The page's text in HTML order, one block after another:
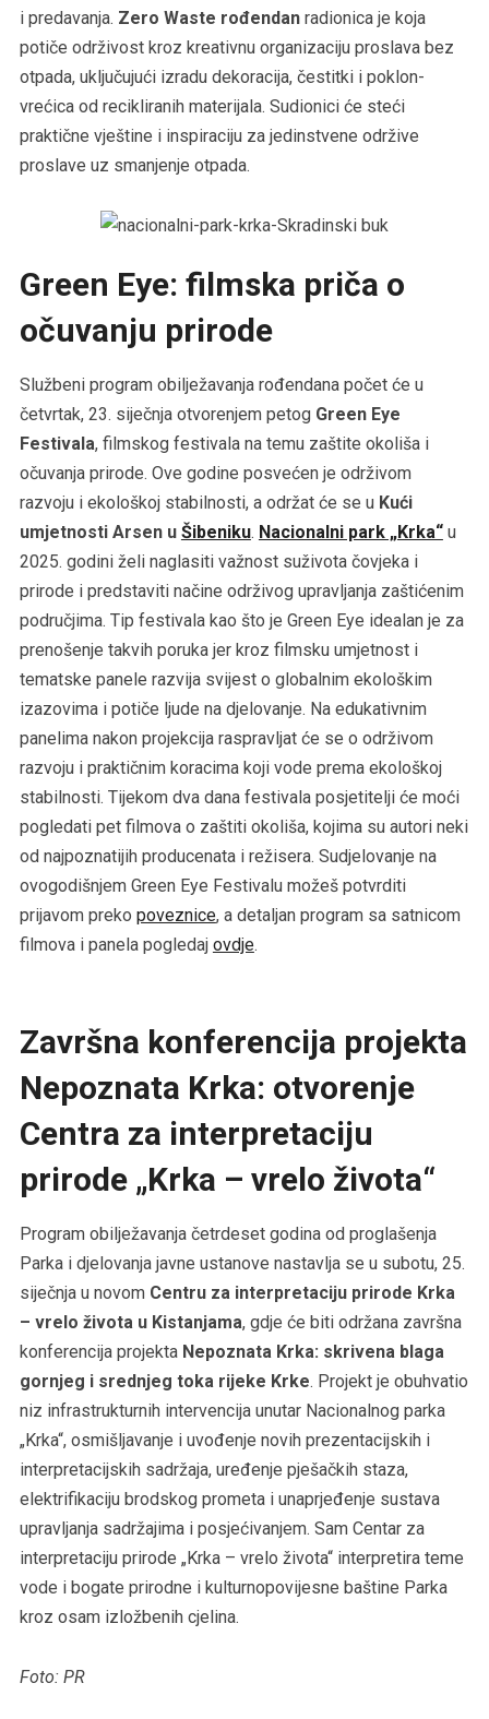
i predavanja. Zero Waste rođendan radionica je koja
potiče održivost kroz kreativnu organizaciju proslava bez
otpada, uključujući izradu dekoracija, čestitki i poklon-
vrećica od recikliranih materijala. Sudionici će steći
praktične vještine i inspiraciju za jedinstvene održive
proslave uz smanjenje otpada.
Green Eye: filmska priča o
očuvanju prirode
Službeni program obilježavanja rođendana počet će u
četvrtak, 23. siječnja otvorenjem petog Green Eye
Festivala, filmskog festivala na temu zaštite okoliša i
očuvanja prirode. Ove godine posvećen je održivom
razvoju i ekološkoj stabilnosti, a održat će se u Kući
umjetnosti Arsen u Šibeniku. Nacionalni park „Krka“u
2025. godini želi naglasiti važnost suživota čovjeka i
prirode i predstaviti načine održivog upravljanja zaštićenim
područjima. Tip festivala kao što je Green Eye idealan je za
prenošenje takvih poruka jer kroz filmsku umjetnost i
tematske panele razvija svijest o globalnim ekološkim
izazovima i potiče ljude na djelovanje. Na edukativnim
panelima nakon projekcija raspravljat će se o održivom
razvoju i praktičnim koracima koji vode prema ekološkoj
stabilnosti. Tijekom dva dana festivala posjetitelji će moći
pogledati pet filmova o zaštiti okoliša, kojima su autori neki
od najpoznatijih producenata i režisera. Sudjelovanje na
ovogodišnjem Green Eye Festivalu možeš potvrditi
prijavom preko poveznice, a detaljan program sa satnicom
filmova i panela pogledaj ovdje.
Završna konferencija projekta
Nepoznata Krka: otvorenje
Centra za interpretaciju
prirode „Krka – vrelo života“
Program obilježavanja četrdeset godina od proglašenja
Parka i djelovanja javne ustanove nastavlja se u subotu, 25.
siječnja u novom Centru za interpretaciju prirode Krka
– vrelo života u Kistanjama, gdje će biti održana završna
konferencija projekta Nepoznata Krka: skrivena blaga
gornjeg i srednjeg toka rijeke Krke. Projekt je obuhvatio
niz infrastrukturnih intervencija unutar Nacionalnog parka
„Krka“, osmišljavanje i uvođenje novih prezentacijskih i
interpretacijskih sadržaja, uređenje pješačkih staza,
elektrifikaciju brodskog prometa i unaprjeđenje sustava
upravljanja sadržajima i posjećivanjem. Sam Centar za
interpretaciju prirode „Krka – vrelo života“ interpretira teme
vode i bogate prirodne i kulturnopovijesne baštine Parka
kroz osam izložbenih cjelina.
Foto: PR